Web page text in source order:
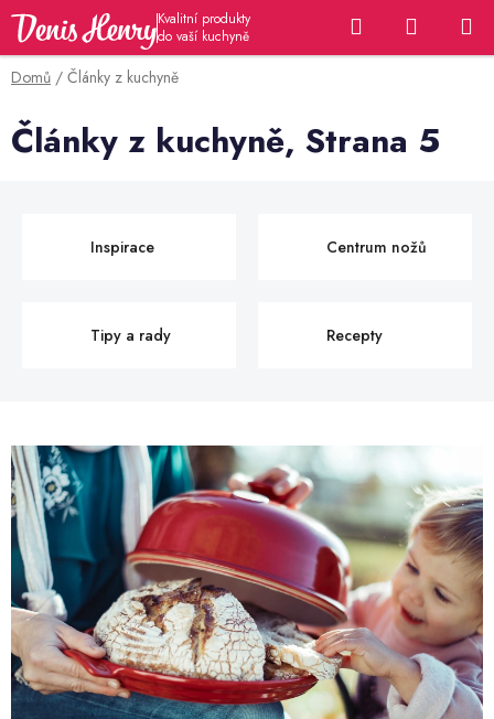
Přejít
obsah
Hledat
KOŠÍK
Domů / Články z kuchyně
Články z kuchyně, Strana 5
Inspirace Centrum nožů
Tipy a rady Recepty
V
ý
p
i
s
č
l
á
n
k